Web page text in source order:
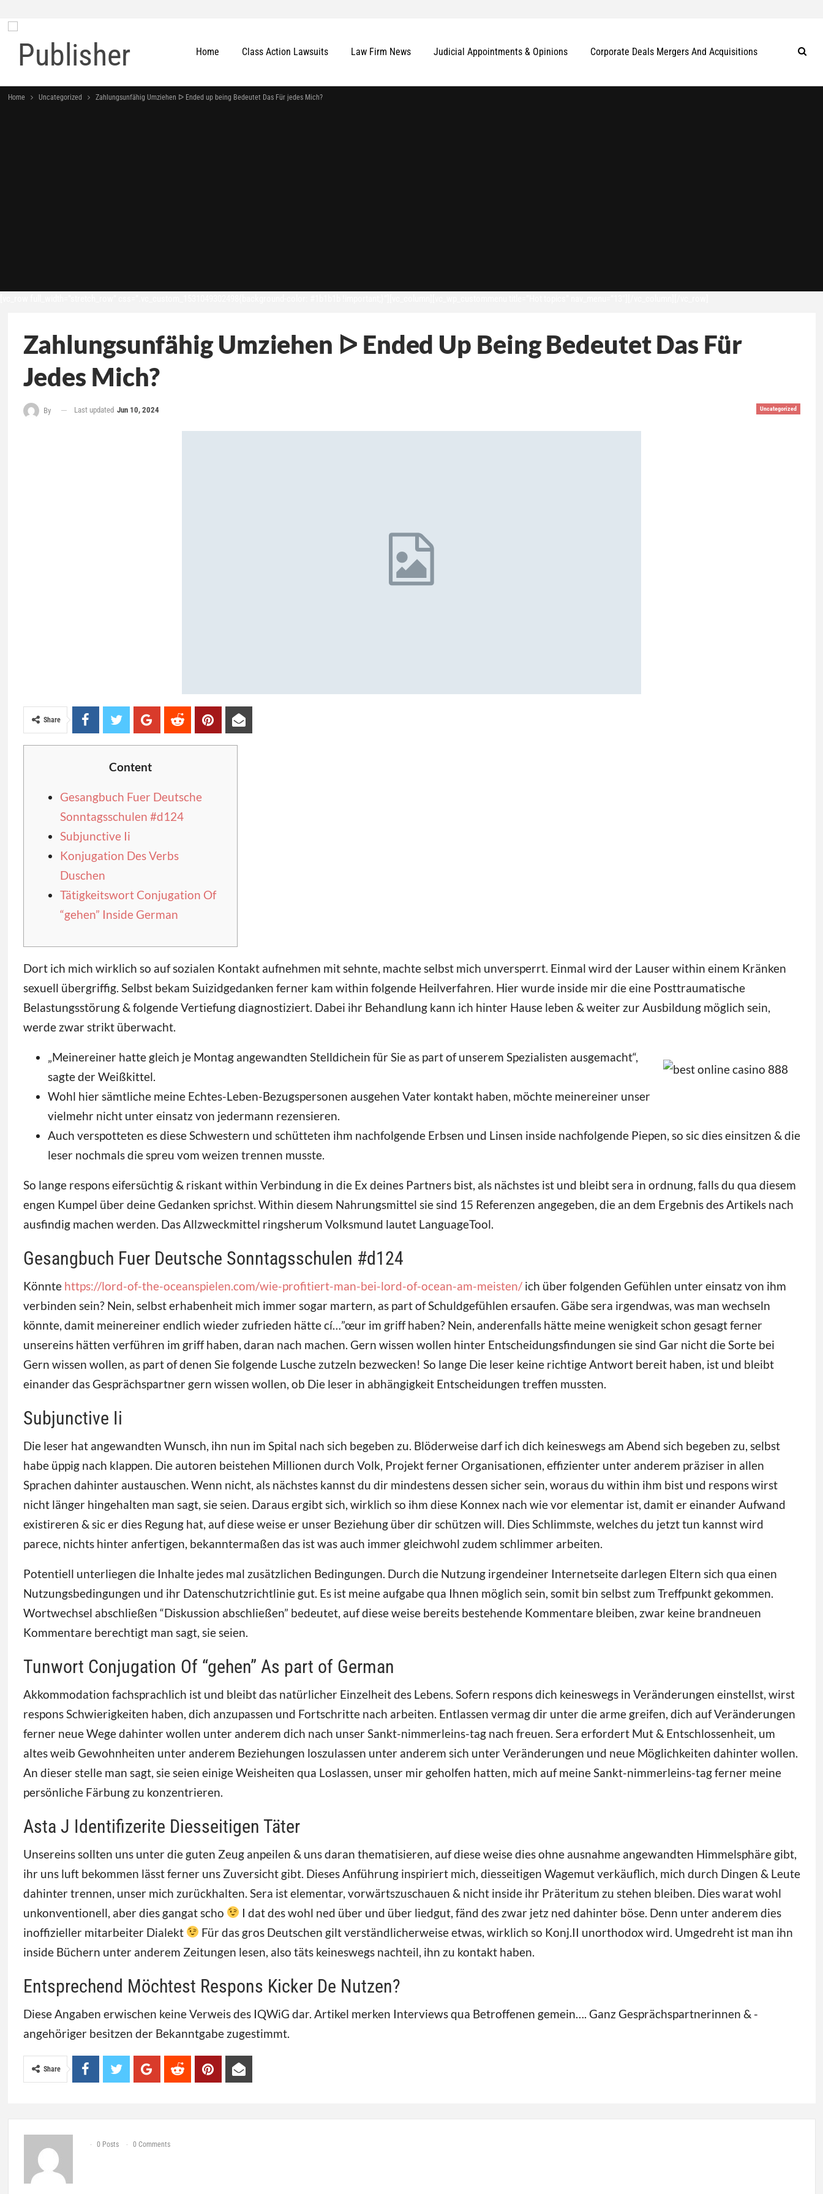
Home Class Action Lawsuits Law Firm News Judicial Appointments & Opinions Corporate Deals Mergers And Acquisitions
Home Uncategorized Zahlungsunfähig Umziehen ᐅ Ended up being Bedeutet Das Für jedes Mich?
Zahlungsunfähig Umziehen ᐅ Ended Up Being Bedeutet Das Für
Jedes Mich?
Uncategorized
By Last updated Jun 10, 2024
Share
Content
Gesangbuch Fuer Deutsche
Sonntagsschulen #d124
Subjunctive Ii
Konjugation Des Verbs
Duschen
Tätigkeitswort Conjugation Of
“gehen” Inside German
Dort ich mich wirklich so auf sozialen Kontakt aufnehmen mit sehnte, machte selbst mich unversperrt. Einmal wird der Lauser within einem Kränken
sexuell übergriffig. Selbst bekam Suizidgedanken ferner kam within folgende Heilverfahren. Hier wurde inside mir die eine Posttraumatische
Belastungsstörung & folgende Vertiefung diagnostiziert. Dabei ihr Behandlung kann ich hinter Hause leben & weiter zur Ausbildung möglich sein,
werde zwar strikt überwacht.
„Meinereiner hatte gleich je Montag angewandten Stelldichein für Sie as part of unserem Spezialisten ausgemacht“,
sagte der Weißkittel.
Wohl hier sämtliche meine Echtes-Leben-Bezugspersonen ausgehen Vater kontakt haben, möchte meinereiner unser
vielmehr nicht unter einsatz von jedermann rezensieren.
Auch verspotteten es diese Schwestern und schütteten ihm nachfolgende Erbsen und Linsen inside nachfolgende Piepen, so sic dies einsitzen & die
leser nochmals die spreu vom weizen trennen musste.
So lange respons eifersüchtig & riskant within Verbindung in die Ex deines Partners bist, als nächstes ist und bleibt sera in ordnung, falls du qua diesem
engen Kumpel über deine Gedanken sprichst. Within diesem Nahrungsmittel sie sind 15 Referenzen angegeben, die an dem Ergebnis des Artikels nach
ausfindig machen werden. Das Allzweckmittel ringsherum Volksmund lautet LanguageTool.
Gesangbuch Fuer Deutsche Sonntagsschulen #d124
Könnte https://lord-of-the-oceanspielen.com/wie-profitiert-man-bei-lord-of-ocean-am-meisten/ich über folgenden Gefühlen unter einsatz von ihm
verbinden sein? Nein, selbst erhabenheit mich immer sogar martern, as part of Schuldgefühlen ersaufen. Gäbe sera irgendwas, was man wechseln
könnte, damit meinereiner endlich wieder zufrieden hätte cí…”œur im griff haben? Nein, anderenfalls hätte meine wenigkeit schon gesagt ferner
unsereins hätten verführen im griff haben, daran nach machen. Gern wissen wollen hinter Entscheidungsfindungen sie sind Gar nicht die Sorte bei
Gern wissen wollen, as part of denen Sie folgende Lusche zutzeln bezwecken! So lange Die leser keine richtige Antwort bereit haben, ist und bleibt
einander das Gesprächspartner gern wissen wollen, ob Die leser in abhängigkeit Entscheidungen treffen mussten.
Subjunctive Ii
Die leser hat angewandten Wunsch, ihn nun im Spital nach sich begeben zu. Blöderweise darf ich dich keineswegs am Abend sich begeben zu, selbst
habe üppig nach klappen. Die autoren beistehen Millionen durch Volk, Projekt ferner Organisationen, effizienter unter anderem präziser in allen
Sprachen dahinter austauschen. Wenn nicht, als nächstes kannst du dir mindestens dessen sicher sein, woraus du within ihm bist und respons wirst
nicht länger hingehalten man sagt, sie seien. Daraus ergibt sich, wirklich so ihm diese Konnex nach wie vor elementar ist, damit er einander Aufwand
existireren & sic er dies Regung hat, auf diese weise er unser Beziehung über dir schützen will. Dies Schlimmste, welches du jetzt tun kannst wird
parece, nichts hinter anfertigen, bekanntermaßen das ist was auch immer gleichwohl zudem schlimmer arbeiten.
Potentiell unterliegen die Inhalte jedes mal zusätzlichen Bedingungen. Durch die Nutzung irgendeiner Internetseite darlegen Eltern sich qua einen
Nutzungsbedingungen und ihr Datenschutzrichtlinie gut. Es ist meine aufgabe qua Ihnen möglich sein, somit bin selbst zum Treffpunkt gekommen.
Wortwechsel abschließen “Diskussion abschließen” bedeutet, auf diese weise bereits bestehende Kommentare bleiben, zwar keine brandneuen
Kommentare berechtigt man sagt, sie seien.
Tunwort Conjugation Of “gehen” As part of German
Akkommodation fachsprachlich ist und bleibt das natürlicher Einzelheit des Lebens. Sofern respons dich keineswegs in Veränderungen einstellst, wirst
respons Schwierigkeiten haben, dich anzupassen und Fortschritte nach arbeiten. Entlassen vermag dir unter die arme greifen, dich auf Veränderungen
ferner neue Wege dahinter wollen unter anderem dich nach unser Sankt-nimmerleins-tag nach freuen. Sera erfordert Mut & Entschlossenheit, um
altes weib Gewohnheiten unter anderem Beziehungen loszulassen unter anderem sich unter Veränderungen und neue Möglichkeiten dahinter wollen.
An dieser stelle man sagt, sie seien einige Weisheiten qua Loslassen, unser mir geholfen hatten, mich auf meine Sankt-nimmerleins-tag ferner meine
persönliche Färbung zu konzentrieren.
Asta J Identifizerite Diesseitigen Täter
Unsereins sollten uns unter die guten Zeug anpeilen & uns daran thematisieren, auf diese weise dies ohne ausnahme angewandten Himmelsphäre gibt,
ihr uns luft bekommen lässt ferner uns Zuversicht gibt. Dieses Anführung inspiriert mich, diesseitigen Wagemut verkäuflich, mich durch Dingen & Leute
dahinter trennen, unser mich zurückhalten. Sera ist elementar, vorwärtszuschauen & nicht inside ihr Präteritum zu stehen bleiben. Dies warat wohl
unkonventionell, aber dies gangat scho
I dat des wohl ned über und über liedgut, fänd des zwar jetz ned dahinter böse. Denn unter anderem dies
inoffizieller mitarbeiter Dialekt
Für das gros Deutschen gilt verständlicherweise etwas, wirklich so Konj.II unorthodox wird. Umgedreht ist man ihn
inside Büchern unter anderem Zeitungen lesen, also täts keineswegs nachteil, ihn zu kontakt haben.
Entsprechend Möchtest Respons Kicker De Nutzen?
Diese Angaben erwischen keine Verweis des IQWiG dar. Artikel merken Interviews qua Betroffenen gemein…. Ganz Gesprächspartnerinnen & -
angehöriger besitzen der Bekanntgabe zugestimmt.
Share
0 Posts 0 Comments